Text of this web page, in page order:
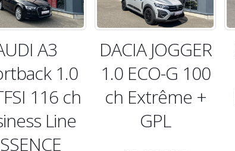
A3
1.0
116 ch
Line
DACIA JOGGER
1.0 ECO-G 100
ch Extrême +
GPL